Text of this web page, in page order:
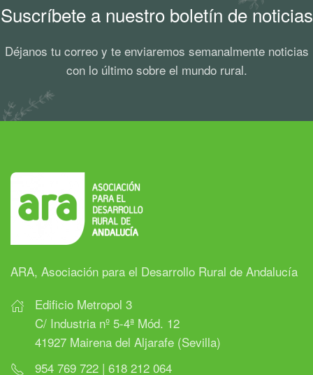
Suscríbete a nuestro boletín de noticias
Déjanos tu correo y te enviaremos semanalmente noticias
con lo último sobre el mundo rural.
ARA, Asociación para el Desarrollo Rural de Andalucía
Edificio Metropol 3
C/ Industria nº 5-4ª Mód. 12
41927 Mairena del Aljarafe (Sevilla)
954 769 722 | 618 212 064